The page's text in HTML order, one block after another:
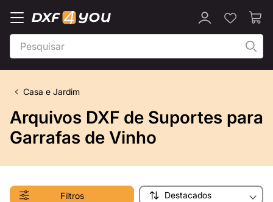
Casa e Jardim
Arquivos DXF de Suportes para
Garrafas de Vinho
Filtros Destacados